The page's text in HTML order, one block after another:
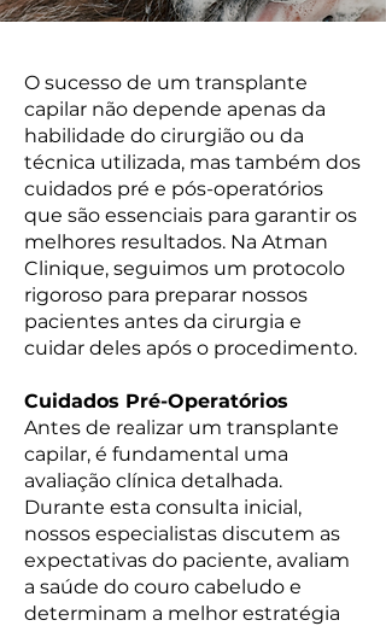
O sucesso de um transplante
capilar não depende apenas da
habilidade do cirurgião ou da
técnica utilizada, mas também dos
cuidados pré e pós-operatórios
que são essenciais para garantir os
melhores resultados. Na Atman
Clinique, seguimos um protocolo
rigoroso para preparar nossos
pacientes antes da cirurgia e
cuidar deles após o procedimento.
Cuidados Pré-Operatórios
Antes de realizar um transplante
capilar, é fundamental uma
avaliação clínica detalhada.
Durante esta consulta inicial,
nossos especialistas discutem as
expectativas do paciente, avaliam
a saúde do couro cabeludo e
determinam a melhor estratégia